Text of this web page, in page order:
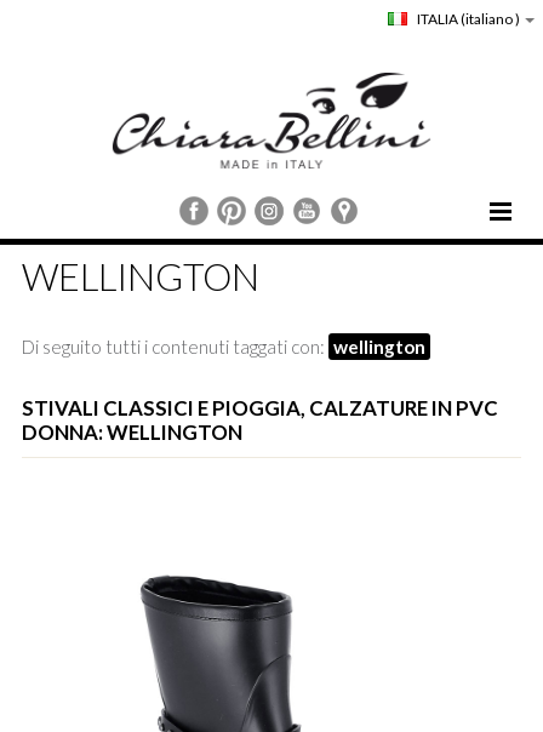
ITALIA(italiano )
HOME
CHIARA BELLINI
COMUNICAZIONE
CUSTOMER SERVICE
WELLINGTON
Di seguito tutti i contenuti taggati con: wellington
STIVALI CLASSICI E PIOGGIA, CALZATURE IN PVC
DONNA: WELLINGTON